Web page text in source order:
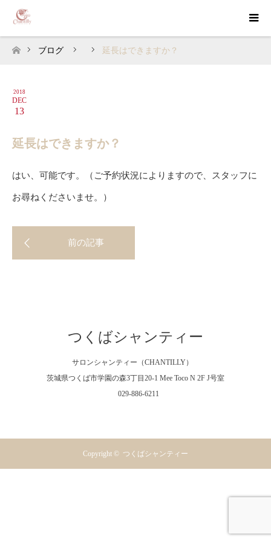
ホーム
ブログ 延長はできますか？
2018
DEC
13
延長はできますか？
はい、可能です。（ご予約状況によりますので、スタッフに
お尋ねくださいませ。）
つくばシャンティー
サロンシャンティー（CHANTILLY）
茨城県つくば市学園の森3丁目20-1 Mee Toco N 2F J号室
029-886-6211
Copyright © つくばシャンティー